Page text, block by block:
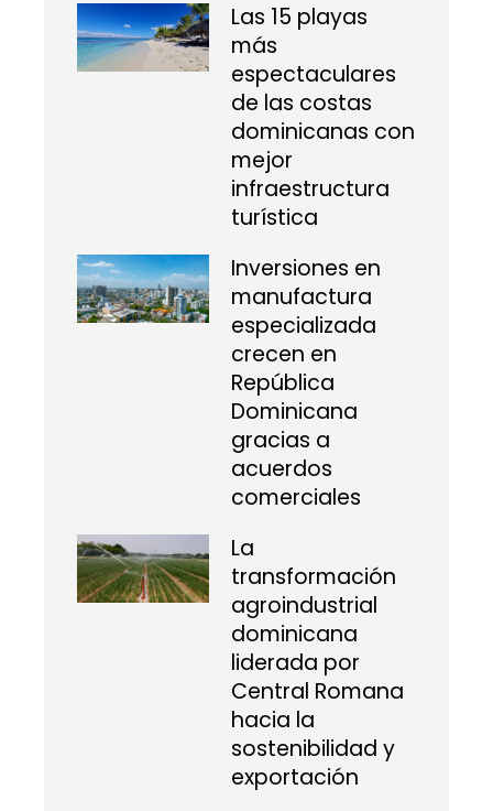
Las 15 playas
más
espectaculares
de las costas
dominicanas con
mejor
infraestructura
turística
Inversiones en
manufactura
especializada
crecen en
República
Dominicana
gracias a
acuerdos
comerciales
La
transformación
agroindustrial
dominicana
liderada por
Central Romana
hacia la
sostenibilidad y
exportación